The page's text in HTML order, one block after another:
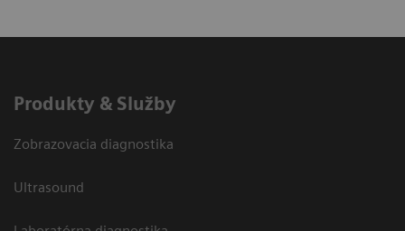
Produkty & Služby
Zobrazovacia diagnostika
Ultrasound